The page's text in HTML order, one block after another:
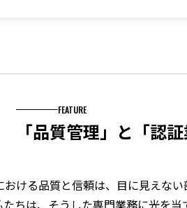
FEATURE
「品質管理」と「認
おける品質と信頼は、目に見えな
たちは、そうした専門業務に光を